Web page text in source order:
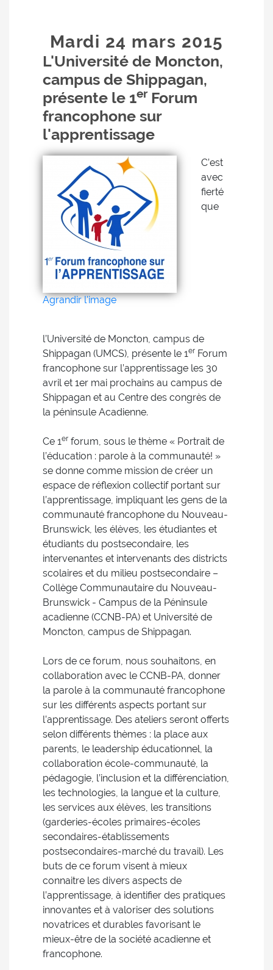
Mardi 24 mars 2015
L'Université de Moncton,
campus de Shippagan,
présente le 1er Forum
francophone sur
l'apprentissage
Agrandir l'image
C’est
avec
fierté
que
l’Université de Moncton, campus de
Shippagan (UMCS), présente le 1er Forum
francophone sur l’apprentissage les 30
avril et 1er mai prochains au campus de
Shippagan et au Centre des congrès de
la péninsule Acadienne.
Ce 1er forum, sous le thème « Portrait de
l’éducation : parole à la communauté! »
se donne comme mission de créer un
espace de réflexion collectif portant sur
l’apprentissage, impliquant les gens de la
communauté francophone du Nouveau-
Brunswick, les élèves, les étudiantes et
étudiants du postsecondaire, les
intervenantes et intervenants des districts
scolaires et du milieu postsecondaire –
Collège Communautaire du Nouveau-
Brunswick - Campus de la Péninsule
acadienne (CCNB-PA) et Université de
Moncton, campus de Shippagan.
Lors de ce forum, nous souhaitons, en
collaboration avec le CCNB-PA, donner
la parole à la communauté francophone
sur les différents aspects portant sur
l’apprentissage. Des ateliers seront offerts
selon différents thèmes : la place aux
parents, le leadership éducationnel, la
collaboration école-communauté, la
pédagogie, l’inclusion et la différenciation,
les technologies, la langue et la culture,
les services aux élèves, les transitions
(garderies-écoles primaires-écoles
secondaires-établissements
postsecondaires-marché du travail). Les
buts de ce forum visent à mieux
connaitre les divers aspects de
l’apprentissage, à identifier des pratiques
innovantes et à valoriser des solutions
novatrices et durables favorisant le
mieux-être de la société acadienne et
francophone.